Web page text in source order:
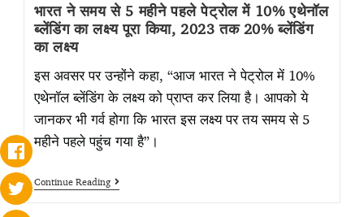
भारत ने समय से 5 महीने पहले पेट्रोल में 10% एथेनॉल
ब्लेंडिंग का लक्ष्य पूरा किया, 2023 तक 20% ब्लेंडिंग
का लक्ष्य
इस अवसर पर उन्होंने कहा, “आज भारत ने पेट्रोल में 10%
एथेनॉल ब्लेंडिंग के लक्ष्य को प्राप्त कर लिया है। आपको ये
जानकर भी गर्व होगा कि भारत इस लक्ष्य पर तय समय से 5
महीने पहले पहुंच गया है”।
Continue Reading